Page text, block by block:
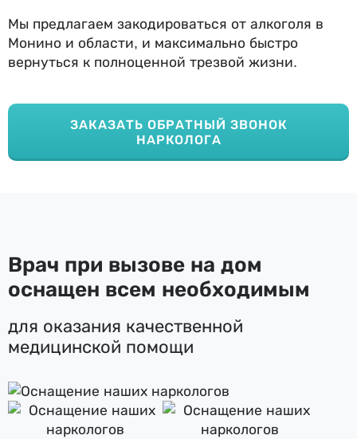
Мы предлагаем закодироваться от алкоголя в
Монино и области, и максимально быстро
вернуться к полноценной трезвой жизни.
ЗАКАЗАТЬ ОБРАТНЫЙ ЗВОНОК
НАРКОЛОГА
Врач при вызове на дом
оснащен всем необходимым
для оказания качественной
медицинской помощи